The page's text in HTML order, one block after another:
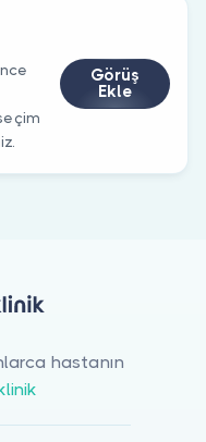
Görüş
Ekle
hastanın